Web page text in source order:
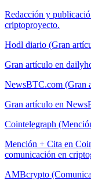
Redacción y
criptoproyecto.
Hodl diario (Gran
Gran artículo en
NewsBTC.com (Gran
Gran artículo en
Cointelegraph
Mención + Cita en
comunicación en
AMBcrypto